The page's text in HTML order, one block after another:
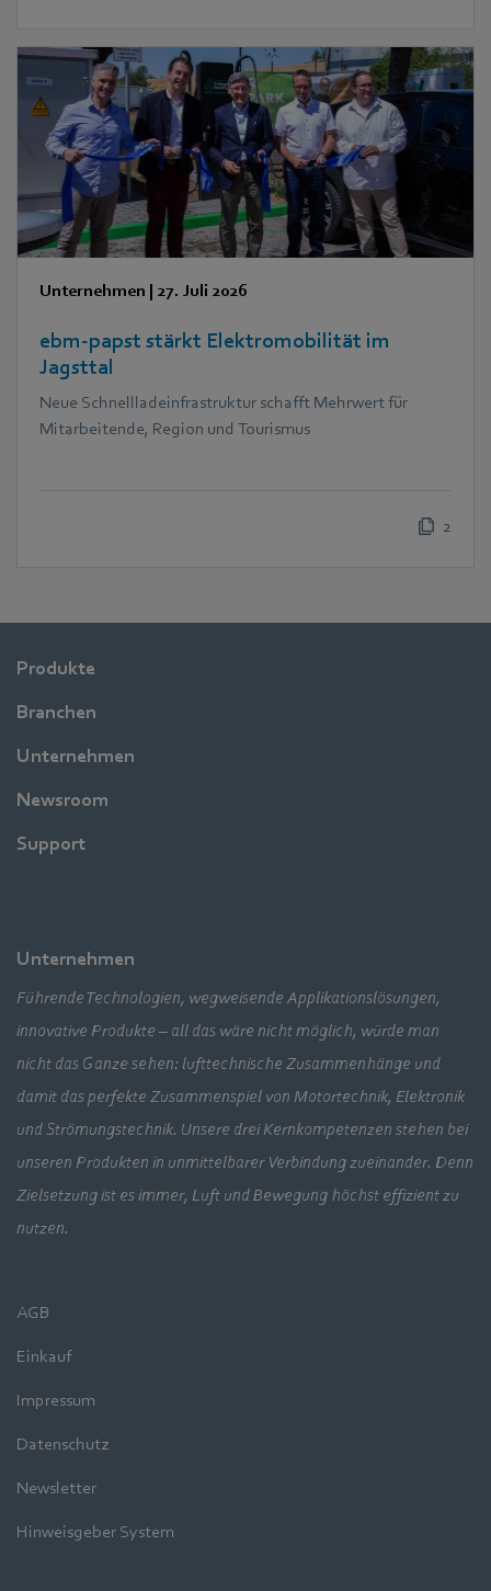
Unternehmen | 27. Juli 2026
ebm‑papst stärkt Elektromobilität im
Jagsttal
Neue Schnellladeinfrastruktur schafft Mehrwert für
Mitarbeitende, Region und Tourismus
2
Produkte
Branchen
Unternehmen
Newsroom
Support
Unternehmen
Führende Technologien, wegweisende Applikationslösungen,
innovative Produkte – all das wäre nicht möglich, würde man
nicht das Ganze sehen: lufttechnische Zusammenhänge und
damit das perfekte Zusammenspiel von Motortechnik, Elektronik
und Strömungstechnik. Unsere drei Kernkompetenzen stehen bei
unseren Produkten in unmittelbarer Verbindung zueinander. Denn
Zielsetzung ist es immer, Luft und Bewegung höchst effizient zu
nutzen.
AGB
Einkauf
Impressum
Datenschutz
Newsletter
Hinweisgeber System